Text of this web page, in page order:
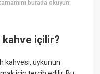
burada okuyun:
kahve içilir?
kahvesi, uykunun